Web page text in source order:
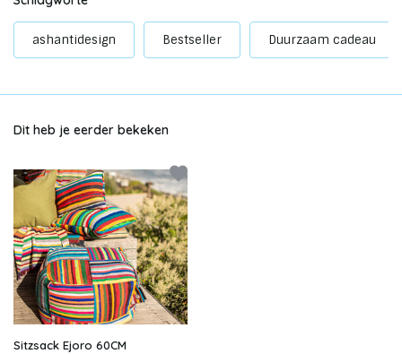
ashantidesign Bestseller Duurzaam cadeau
Dit heb je eerder bekeken
Sitzsack Ejoro 60CM